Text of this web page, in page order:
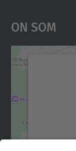
On Som